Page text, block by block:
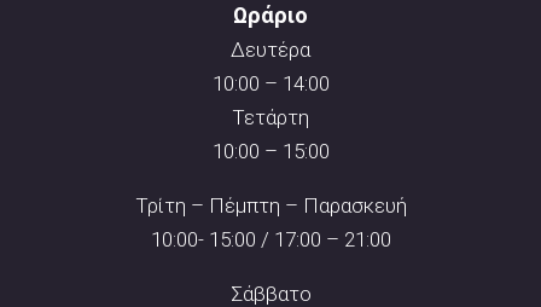
Ωράριο
Δευτέρα
10:00 – 14:00
Τετάρτη
10:00 – 15:00
Τρίτη – Πέμπτη – Παρασκευή
10:00- 15:00 / 17:00 – 21:00
Σάββατο